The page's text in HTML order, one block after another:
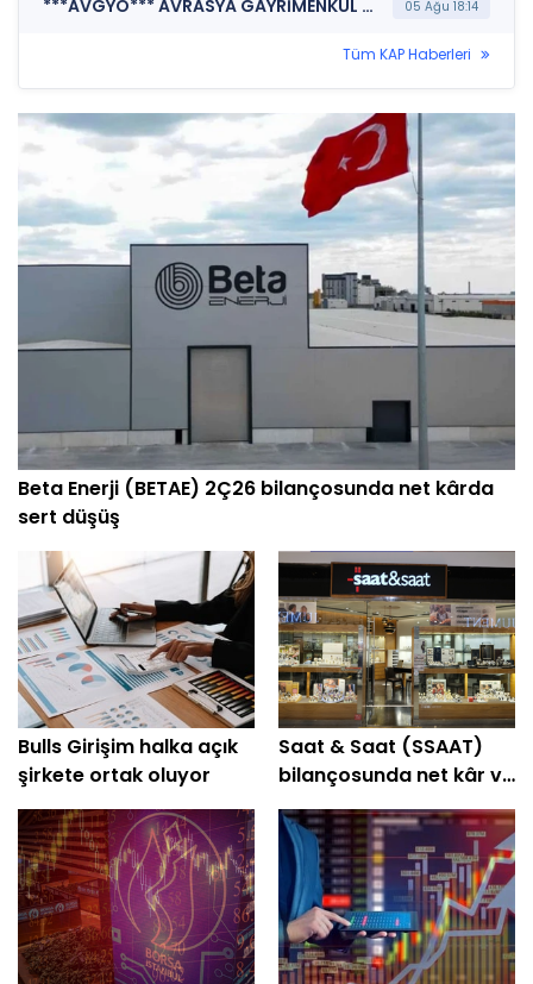
***AVGYO*** AVRASYA GAYRİMENKUL YATIRIM ORTAKLIĞI A.Ş. (Özel Durum Açıklaması (Genel)) 05 Ağu 18:14
Tüm KAP Haberleri
Beta Enerji (BETAE) 2Ç26 bilançosunda net kârda
sert düşüş
Bulls Girişim halka açık
şirkete ortak oluyor
Saat & Saat (SSAAT)
bilançosunda net kâr ve
hasılatta artış